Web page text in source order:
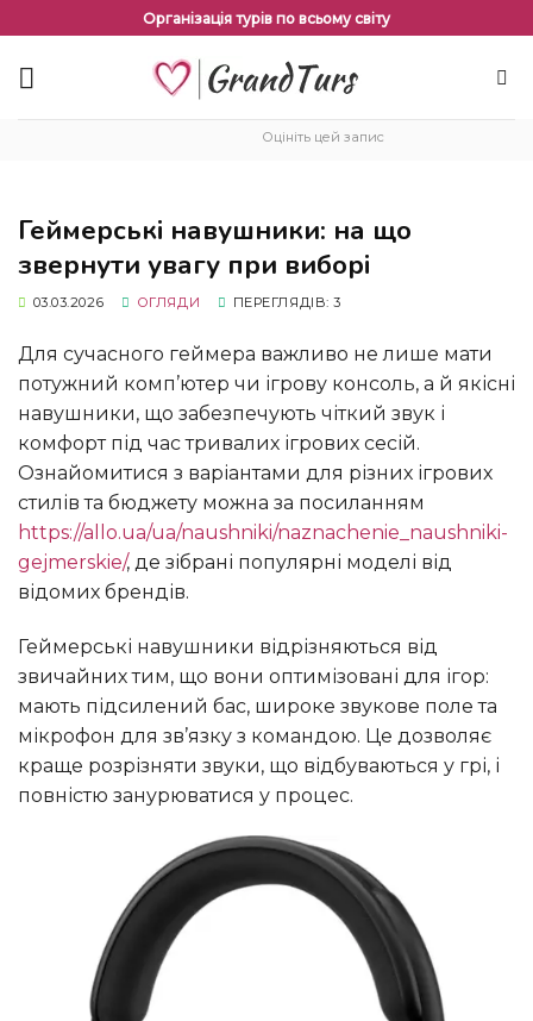
змісту
Організація турів по всьому світу
Оцініть цей запис
Геймерські навушники: на що
звернути увагу при виборі
03.03.2026 ОГЛЯДИ ПЕРЕГЛЯДІВ: 3
Для сучасного геймера важливо не лише мати
потужний комп’ютер чи ігрову консоль, а й якісні
навушники, що забезпечують чіткий звук і
комфорт під час тривалих ігрових сесій.
Ознайомитися з варіантами для різних ігрових
стилів та бюджету можна за посиланням
https://allo.ua/ua/naushniki/naznachenie_naushniki-
gejmerskie/, де зібрані популярні моделі від
відомих брендів.
Геймерські навушники відрізняються від
звичайних тим, що вони оптимізовані для ігор:
мають підсилений бас, широке звукове поле та
мікрофон для зв’язку з командою. Це дозволяє
краще розрізняти звуки, що відбуваються у грі, і
повністю занурюватися у процес.